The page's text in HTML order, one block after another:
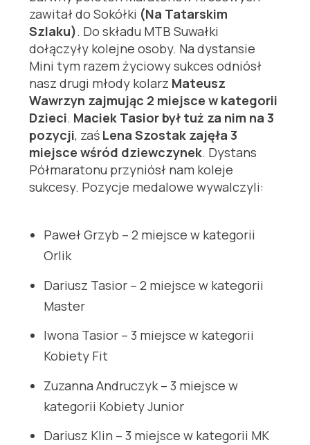
zawitał do Sokółki (Na Tatarskim
Szlaku). Do składu MTB Suwałki
dołączyły kolejne osoby. Na dystansie
Mini tym razem życiowy sukces odniósł
nasz drugi młody kolarz Mateusz
Wawrzyn zajmując 2 miejsce w kategorii
Dzieci. Maciek Tasior był tuż za nim na 3
pozycji, zaś Lena Szostak zajęła 3
miejsce wśród dziewczynek. Dystans
Półmaratonu przyniósł nam koleje
sukcesy. Pozycje medalowe wywalczyli:
Paweł Grzyb – 2 miejsce w kategorii
Orlik
Dariusz Tasior – 2 miejsce w kategorii
Master
Iwona Tasior – 3 miejsce w kategorii
Kobiety Fit
Zuzanna Andruczyk – 3 miejsce w
kategorii Kobiety Junior
Dariusz Klin – 3 miejsce w kategorii MK